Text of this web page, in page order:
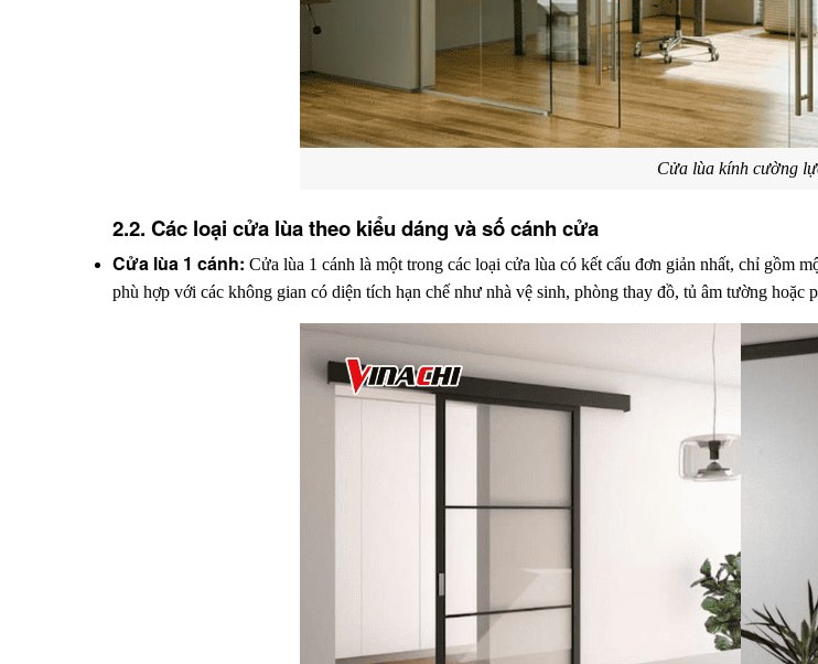
Cửa lùa kính cường
2.2. Các loại cửa lùa theo kiểu dáng và số cánh cửa
Cửa lùa 1 cánh: Cửa lùa 1 cánh là một trong các loại cửa lùa có kết cấu đơn giản nhất, chỉ gồm
phù hợp với các không gian có diện tích hạn chế như nhà vệ sinh, phòng thay đồ, tủ âm tường hoặc